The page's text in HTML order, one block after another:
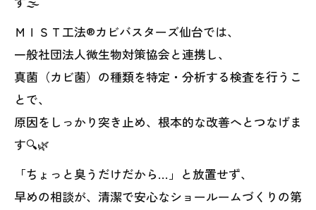
ＭＩＳＴ工法®カビバスターズ仙台では、
一般社団法人微生物対策協会と連携し、
真菌（カビ菌）の種類を特定・分析する検査を行うこ
とで、
原因をしっかり突き止め、根本的な改善へとつなげま
す🔍🌿
「ちょっと臭うだけだから…」と放置せず、
早めの相談が、清潔で安心なショールームづくりの第